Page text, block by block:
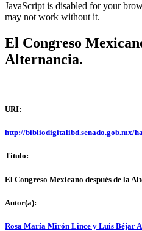
JavaScript is disabled for your
may not work without it.
El Congreso
Alternancia.
URI:
http://bibliodigitalibd.senado.gob.mx/
Título:
El Congreso Mexicano después de la
Autor(a):
Rosa María Mirón Lince y Luis Béjar